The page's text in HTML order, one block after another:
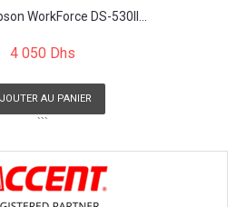
WorkForce DS-530II...
4 050 Dhs
AU PANIER
```